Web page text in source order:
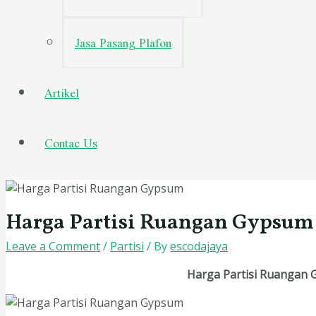
Jasa Pasang Plafon
Artikel
Contac Us
Harga Partisi Ruangan Gypsum
Leave a Comment/ Partisi / Byescodajaya
Harga Partisi Ruangan